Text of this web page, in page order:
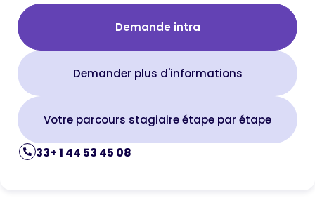
Demande intra
Demander plus d'informations
Votre parcours stagiaire étape par étape
33+ 1 44 53 45 08